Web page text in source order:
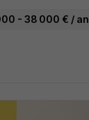
- 38 000 € / an